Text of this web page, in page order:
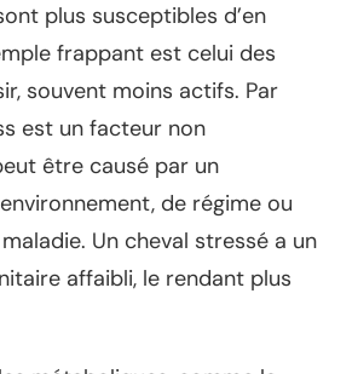
plus susceptibles d’en
frappant est celui des
souvent moins actifs. Par
est un facteur non
être causé par un
de régime ou
Un cheval stressé a un
affaibli, le rendant plus